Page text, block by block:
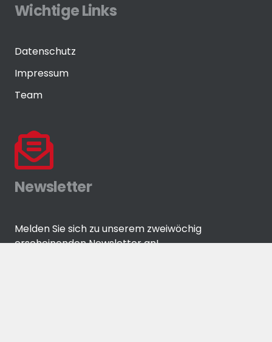
Wichtige Links
Datenschutz
Impressum
Team
Newsletter
Melden Sie sich zu unserem zweiwöchig
erscheinenden Newsletter an!